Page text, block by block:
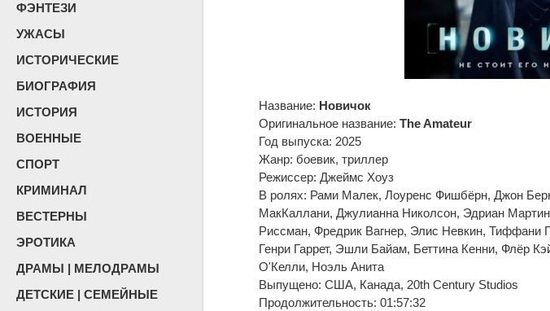
ФЭНТЕЗИ
УЖАСЫ
ИСТОРИЧЕСКИЕ
БИОГРАФИЯ
ИСТОРИЯ
ВОЕННЫЕ
СПОРТ
КРИМИНАЛ
ВЕСТЕРНЫ
ЭРОТИКА
ДРАМЫ | МЕЛОДРАМЫ
ДЕТСКИЕ | СЕМЕЙНЫЕ
Название: Новичок
Оригинальное название: The Amateur
Год выпуска: 2025
Жанр: боевик, триллер
Режиссер: Джеймс Хоуз
В ролях: Рами Малек, Лоуренс Фишбёрн, Джон
МакКаллани, Джулианна Николсон, Эдриан
Риссман, Фредрик Вагнер, Элис Невкин,
Генри Гаррет, Эшли Байам, Беттина Кенни, Флёр
О'Келли, Ноэль Анита
Выпущено: США, Канада, 20th Century Studios
Продолжительность: 01:57:32